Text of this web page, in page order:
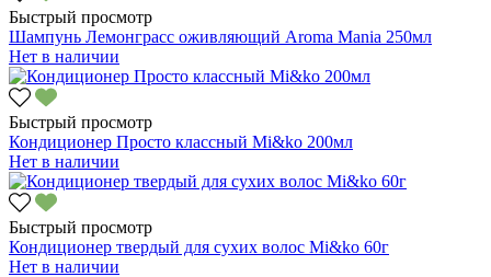
Быстрый просмотр
Шампунь Лемонграсс оживляющий Aroma Mania 250мл
Нет в наличии
Быстрый просмотр
Кондиционер Просто классный Mi&ko 200мл
Нет в наличии
Быстрый просмотр
Кондиционер твердый для сухих волос Mi&ko 60г
Нет в наличии